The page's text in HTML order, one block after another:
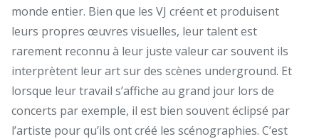
monde entier. Bien que les VJ créent et produisent
leurs propres œuvres visuelles, leur talent est
rarement reconnu à leur juste valeur car souvent ils
interprètent leur art sur des scènes underground. Et
lorsque leur travail s’affiche au grand jour lors de
concerts par exemple, il est bien souvent éclipsé par
l’artiste pour qu’ils ont créé les scénographies. C’est